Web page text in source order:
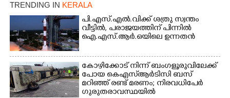
TRENDING IN KERALA
പി.എസ്.എൽ.വിക്ക് ശത്രു സ്വന്തം
വീട്ടിൽ,​ പരാജയത്തിന് പിന്നിൽ
ഐ.എസ്.ആർ.ഒയിലെ ഉന്നതൻ
കോഴിക്കോട് നിന്ന് ബംഗളൂരുവിലേക്ക്
പോയ കെഎസ്‌ആർടിസി ബസ്
മറിഞ്ഞ് രണ്ട് മരണം; നിരവധിപേർ
ഗുരുതരാവസ്ഥയിൽ